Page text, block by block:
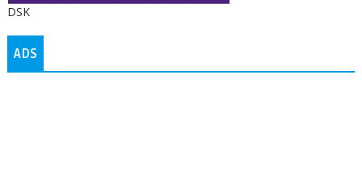
DSK
ADS